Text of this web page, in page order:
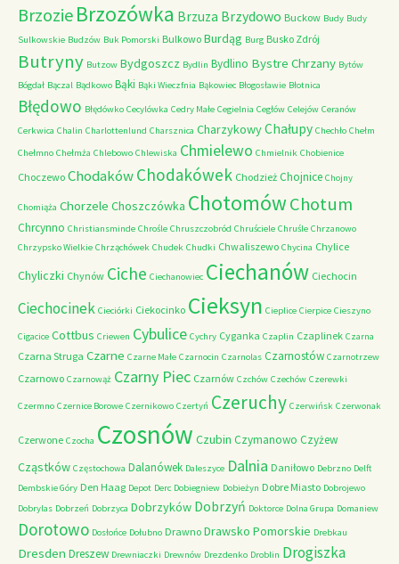
Brzozie Brzozówka Brzuza Brzydowo Buckow Budy Budy
Sulkowskie Budzów Buk Pomorski Bulkowo Burdąg Burg Busko Zdrój
Butryny Butzow Bydgoszcz Bydlin Bydlino Bystre Chrzany Bytów
Bógdał Bączal Bądkowo Bąki Bąki Wieczfnia Bąkowiec Błogosławie Błotnica
Błędowo Błędówko Cecylówka Cedry Małe Cegielnia Cegłów Celejów Ceranów
Cerkwica Chalin Charlottenlund Charsznica CharzykowyChałupy Chechło Chełm
Chełmno Chełmża Chlebowo Chlewiska Chmielewo Chmielnik Chobienice
Choczewo ChodakówChodakówek Chodzież Chojnice Chojny
Chomiąża Chorzele Choszczówka ChotomówChotum
Chrcynno Christiansminde Chrośle Chruszczobród Chruściele Chruśle Chrzanowo
Chrzypsko Wielkie Chrząchówek Chudek Chudki Chwaliszewo Chycina Chylice
Chyliczki Chynów Ciche Ciechanowiec Ciechanów Ciechocin
Ciechocinek Cieciórki Ciekocinko Cieksyn Cieplice Cierpice Cieszyno
Cigacice Cottbus Criewen Cybulice Cychry Cyganka Czaplin Czaplinek Czarna
Czarna Struga Czarne Czarne Małe Czarnocin Czarnolas Czarnostów Czarnotrzew
Czarnowo Czarnowąż Czarny Piec Czarnów Czchów Czechów Czerewki
Czermno Czernice Borowe Czernikowo Czertyń Czeruchy Czerwińsk Czerwonak
Czerwone Czocha Czosnów Czubin Czymanowo Czyżew
Cząstków Częstochowa Dalanówek Daleszyce Dalnia Daniłowo Debrzno Delft
Dembskie Góry Den Haag Depot Derc Dobiegniew Dobieżyn Dobre Miasto Dobrojewo
Dobrylas Dobrzeń Dobrzyca Dobrzyków Dobrzyń Doktorce Dolna Grupa Domaniew
Dorotowo Dosłońce Dołubno Drawno Drawsko Pomorskie Drebkau
Dresden Dreszew Drewniaczki Drewnów Drezdenko Droblin Drogiszka